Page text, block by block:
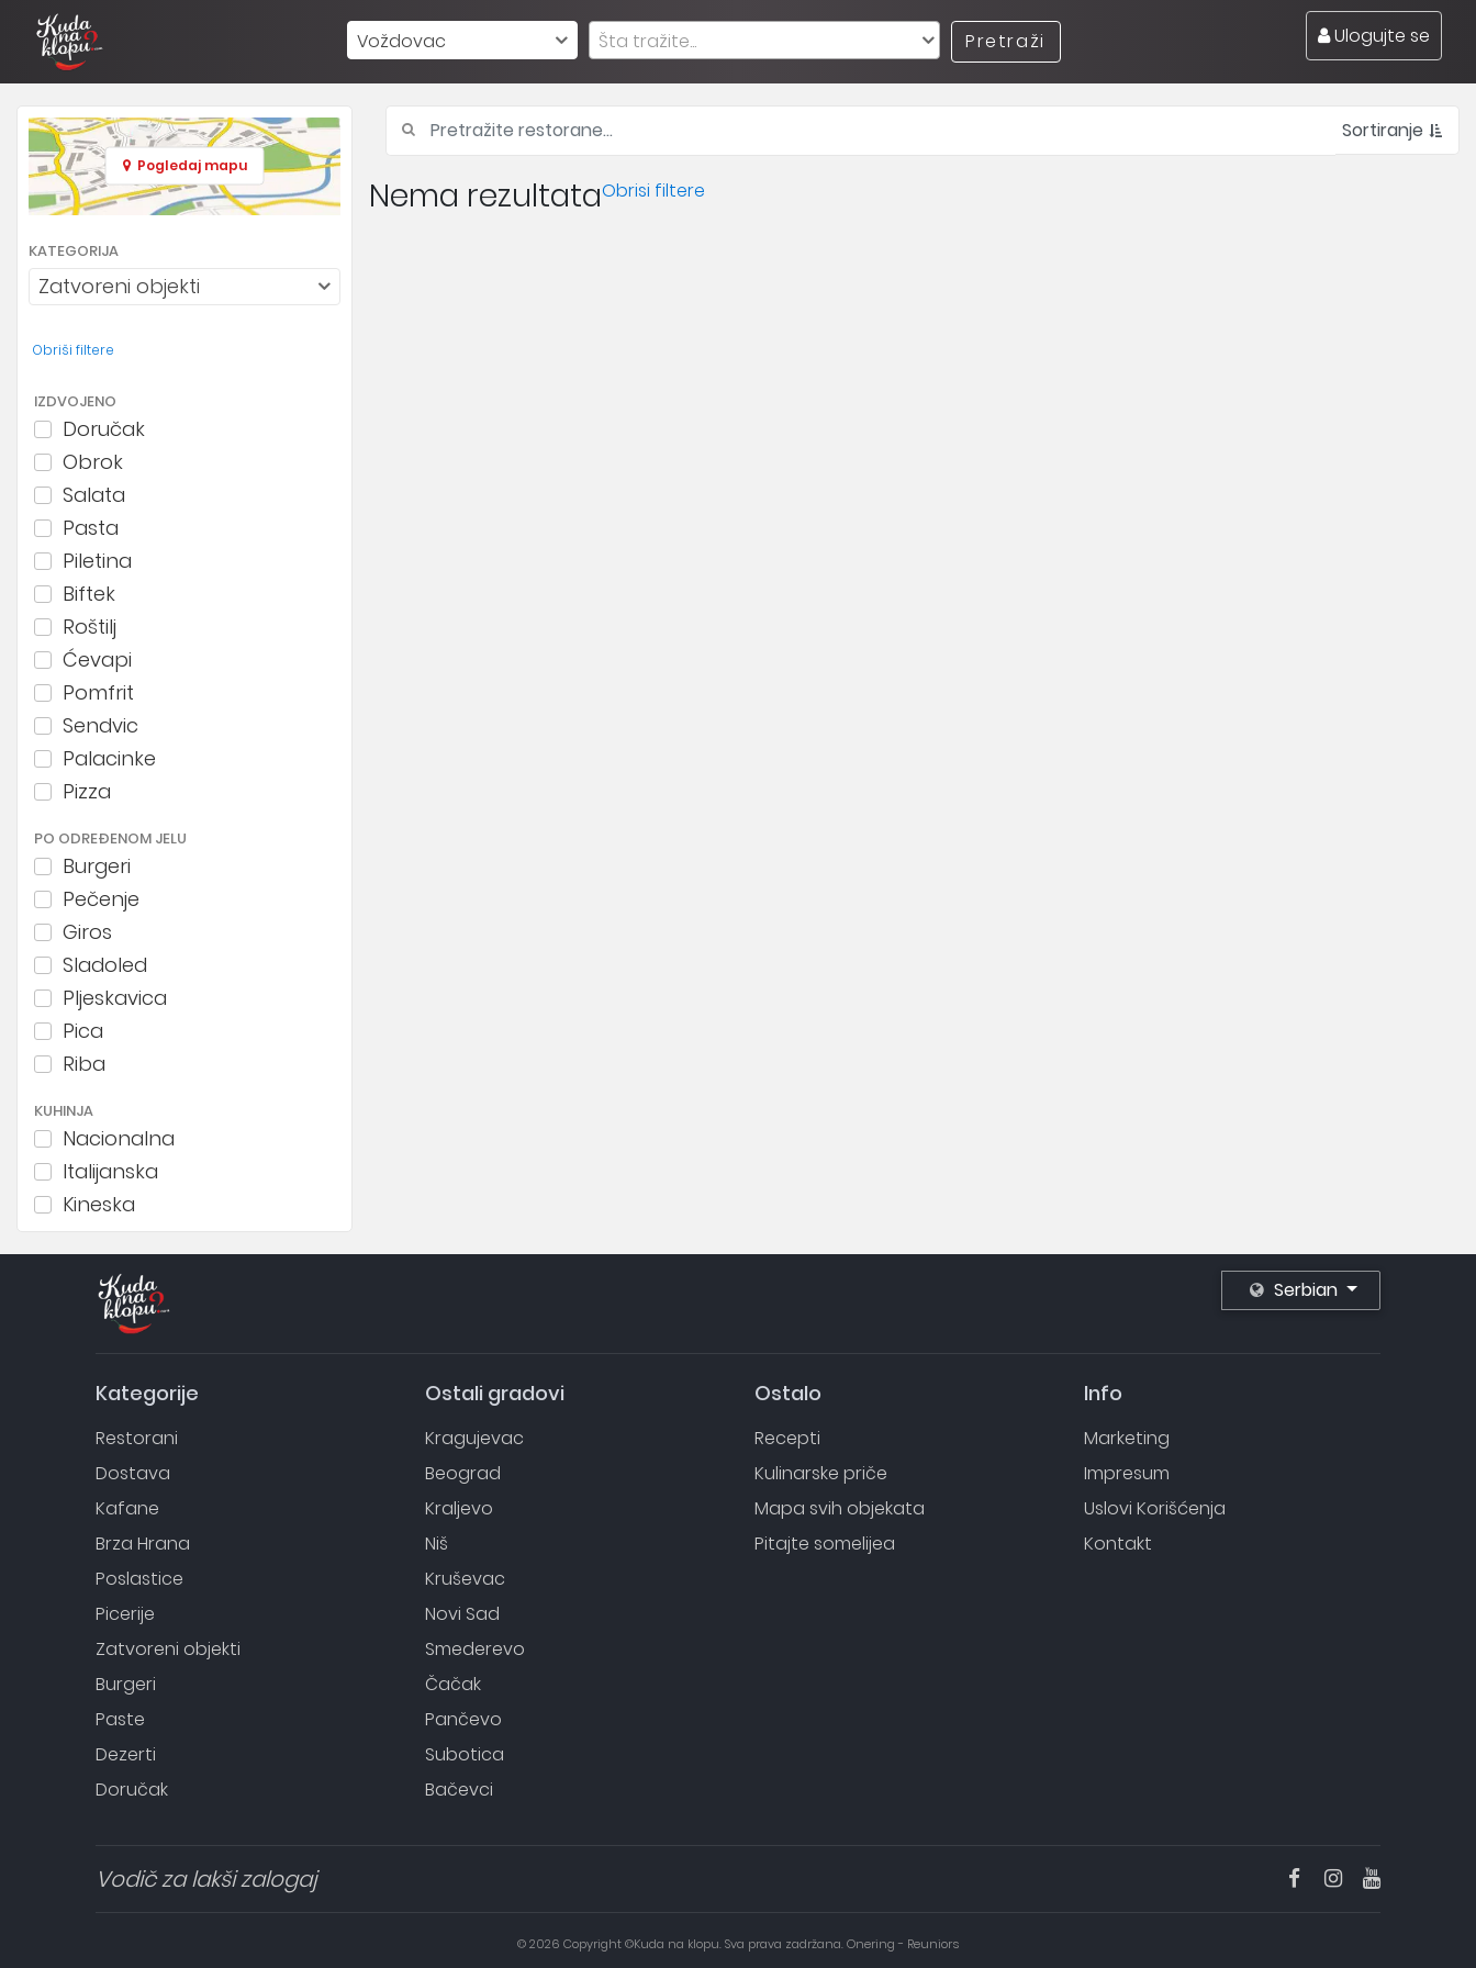
Voždovac Šta tražite... Pretraži Ulogujte se
Pogledaj mapu
KATEGORIJA
Zatvoreni objekti
Obriši filtere
IZDVOJENO
Doručak
Obrok
Salata
Pasta
Piletina
Biftek
Roštilj
Ćevapi
Pomfrit
Sendvic
Palacinke
Pizza
PO ODREĐENOM JELU
Burgeri
Pečenje
Giros
Sladoled
Pljeskavica
Pica
Riba
KUHINJA
Nacionalna
Italijanska
Kineska
Japanska
Španska
Grčka
Економични
Sortiranje
Nema rezultataObrisi filtere
Serbian
Kategorije
Restorani
Dostava
Kafane
Brza Hrana
Poslastice
Picerije
Zatvoreni objekti
Burgeri
Paste
Dezerti
Doručak
Ostali gradovi
Kragujevac
Beograd
Kraljevo
Niš
Kruševac
Novi Sad
Smederevo
Čačak
Pančevo
Subotica
Bačevci
Ostalo
Recepti
Kulinarske priče
Mapa svih objekata
Pitajte somelijea
Info
Marketing
Impresum
Uslovi Korišćenja
Kontakt
Vodič za lakši zalogaj
© 2026 Copyright ©Kuda na klopu. Sva prava zadržana. Onering - Reuniors